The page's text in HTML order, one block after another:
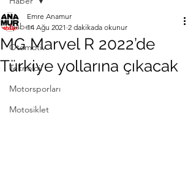
Haber
Otomotiv
Teknoloji
Motorsporları
Motosiklet
MG Marvel R 2022’de
Türkiye yollarına çıkacak
Emre Anamur
14 Ağu 2021 2 dakikada okunur